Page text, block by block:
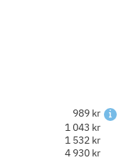
989 kr
1 043 kr
1 532 kr
4 930 kr